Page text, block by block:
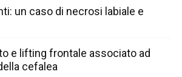
un caso di necrosi labiale e
e lifting frontale associato ad
cefalea